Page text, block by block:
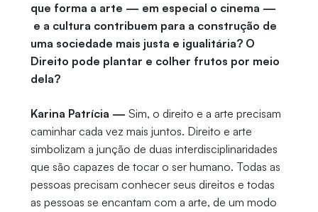
que forma a arte — em especial o cinema —
e a cultura contribuem para a construção de
uma sociedade mais justa e igualitária? O
Direito pode plantar e colher frutos por meio
dela?
Karina Patrícia — Sim, o direito e a arte precisam
caminhar cada vez mais juntos. Direito e arte
simbolizam a junção de duas interdisciplinaridades
que são capazes de tocar o ser humano. Todas as
pessoas precisam conhecer seus direitos e todas
as pessoas se encantam com a arte, de um modo